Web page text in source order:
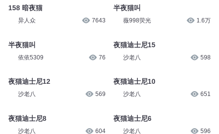
158 暗夜猫
异人众 7643
半夜猫叫
依依5309 76
夜猫迪士尼12
沙老八 569
夜猫迪士尼8
沙老八 604
半夜猫叫
薇998荧光 1.6万
夜猫迪士尼15
沙老八 598
夜猫迪士尼10
沙老八 651
夜猫迪士尼6
沙老八 596